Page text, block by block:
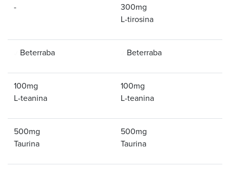
-
300mg
L-tirosina
Beterraba Beterraba
100mg
L-teanina
100mg
L-teanina
500mg
Taurina
500mg
Taurina